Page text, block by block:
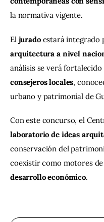
la normativa vigente.
El jurado estará integrado
arquitectura a nivel
análisis se verá
consejeros locales,
urbano y patrimonial de
Con este concurso, el
laboratorio de ideas
conservación del
coexistir como motores
desarrollo económico.